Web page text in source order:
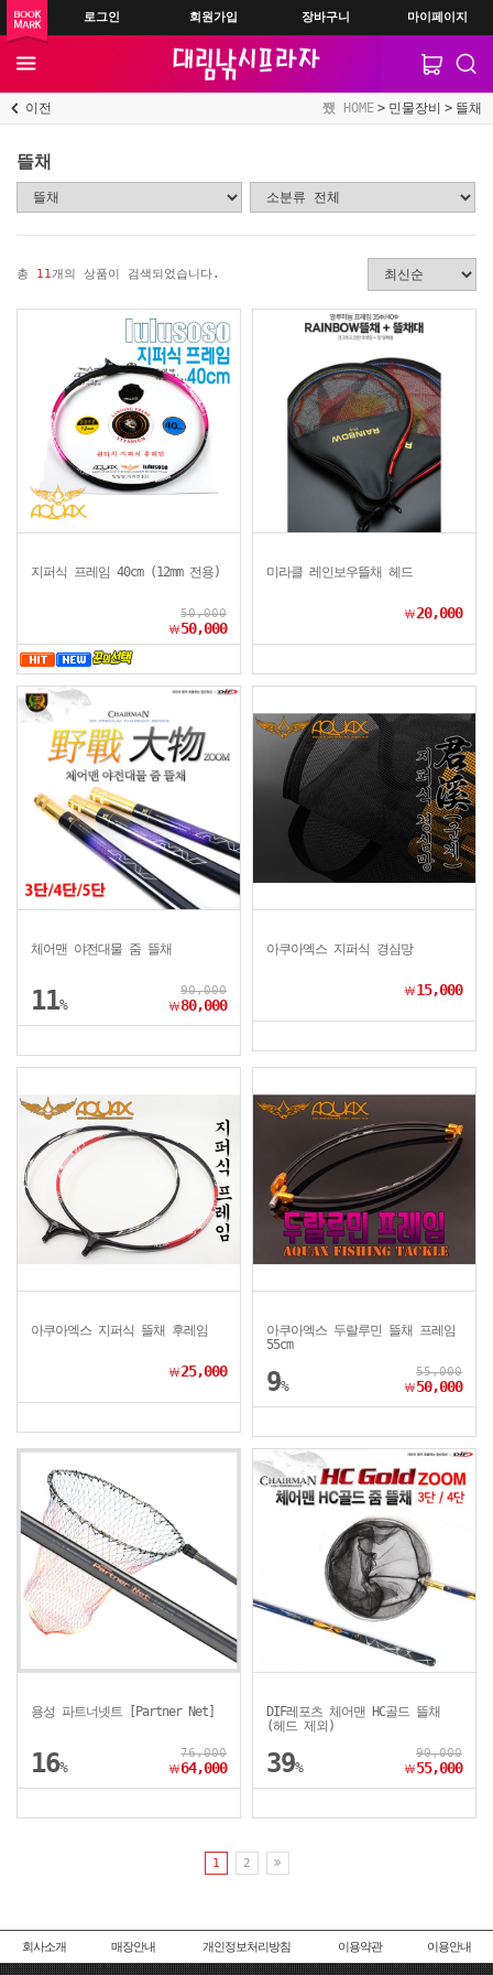
로그인 회원가입 장바구니 마이페이지
이전 HOME 민물장비 뜰채
뜰채
총 11개의 상품이 검색되었습니다.
지퍼식 프레임 40cm (12mm 전용)
50,000
￦50,000
미라클 레인보우뜰채 헤드
￦20,000
체어맨 야전대물 줌 뜰채
11%
90,000
￦80,000
아쿠아엑스 지퍼식 경심망
￦15,000
아쿠아엑스 지퍼식 뜰채 후레임
￦25,000
아쿠아엑스 두랄루민 뜰채 프레임
55cm
9%
55,000
￦50,000
용성 파트너넷트 [Partner Net]
16%
76,000
￦64,000
DIF레포츠 체어맨 HC골드 뜰채
(헤드 제외)
39%
90,000
￦55,000
1 2
회사소개 매장안내 개인정보처리방침 이용약관 이용안내